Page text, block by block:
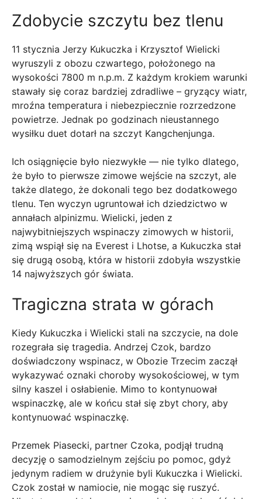
Zdobycie szczytu bez tlenu
11 stycznia Jerzy Kukuczka i Krzysztof Wielicki
wyruszyli z obozu czwartego, położonego na
wysokości 7800 m n.p.m. Z każdym krokiem warunki
stawały się coraz bardziej zdradliwe – gryzący wiatr,
mroźna temperatura i niebezpiecznie rozrzedzone
powietrze. Jednak po godzinach nieustannego
wysiłku duet dotarł na szczyt Kangchenjunga.
Ich osiągnięcie było niezwykłe — nie tylko dlatego,
że było to pierwsze zimowe wejście na szczyt, ale
także dlatego, że dokonali tego bez dodatkowego
tlenu. Ten wyczyn ugruntował ich dziedzictwo w
annałach alpinizmu. Wielicki, jeden z
najwybitniejszych wspinaczy zimowych w historii,
zimą wspiął się na Everest i Lhotse, a Kukuczka stał
się drugą osobą, która w historii zdobyła wszystkie
14 najwyższych gór świata.
Tragiczna strata w górach
Kiedy Kukuczka i Wielicki stali na szczycie, na dole
rozegrała się tragedia. Andrzej Czok, bardzo
doświadczony wspinacz, w Obozie Trzecim zaczął
wykazywać oznaki choroby wysokościowej, w tym
silny kaszel i osłabienie. Mimo to kontynuował
wspinaczkę, ale w końcu stał się zbyt chory, aby
kontynuować wspinaczkę.
Przemek Piasecki, partner Czoka, podjął trudną
decyzję o samodzielnym zejściu po pomoc, gdyż
jedynym radiem w drużynie byli Kukuczka i Wielicki.
Czok został w namiocie, nie mogąc się ruszyć.